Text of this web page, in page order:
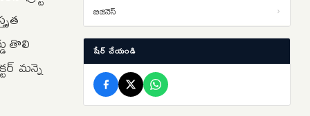
తొలి
మన్నె
బిజినెస్ ›
షేర్ చేయండి